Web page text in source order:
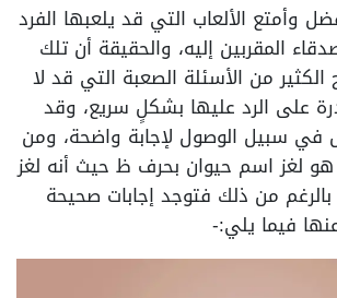
وأمتع الألعاب التي قد يلعبها الفرد
المقربين إليه، والحقيقة أن تلك
من الأسئلة الصعبة التي قد لا
على الرد عليها بشكلٍ سريع، وقد
سبيل الوصول لإجابة واضحة، ومن
لغز اسم حيوان بحرف ظ حيث أنه لغز
من ذلك فتوجد إجابات صحيحة
فيما يلي:-